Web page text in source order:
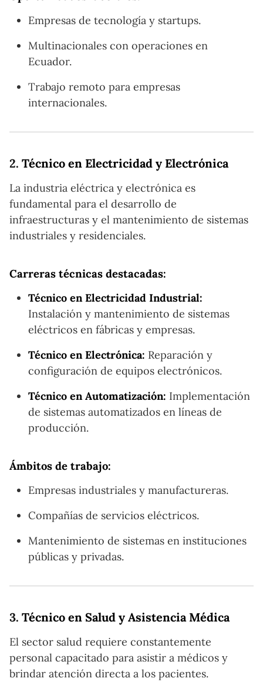
Empresas de tecnología y startups.
Multinacionales con operaciones en
Ecuador.
Trabajo remoto para empresas
internacionales.
2. Técnico en Electricidad y Electrónica
La industria eléctrica y electrónica es
fundamental para el desarrollo de
infraestructuras y el mantenimiento de sistemas
industriales y residenciales.
Carreras técnicas destacadas:
Técnico en Electricidad Industrial:
Instalación y mantenimiento de sistemas
eléctricos en fábricas y empresas.
Técnico en Electrónica: Reparación y
configuración de equipos electrónicos.
Técnico en Automatización: Implementación
de sistemas automatizados en líneas de
producción.
Ámbitos de trabajo:
Empresas industriales y manufactureras.
Compañías de servicios eléctricos.
Mantenimiento de sistemas en instituciones
públicas y privadas.
3. Técnico en Salud y Asistencia Médica
El sector salud requiere constantemente
personal capacitado para asistir a médicos y
brindar atención directa a los pacientes.